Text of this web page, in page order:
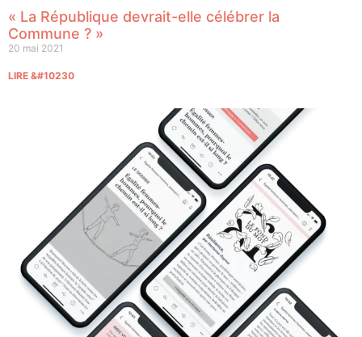
« La République devrait-elle célébrer la
Commune ? »
20 mai 2021
LIRE &#10230